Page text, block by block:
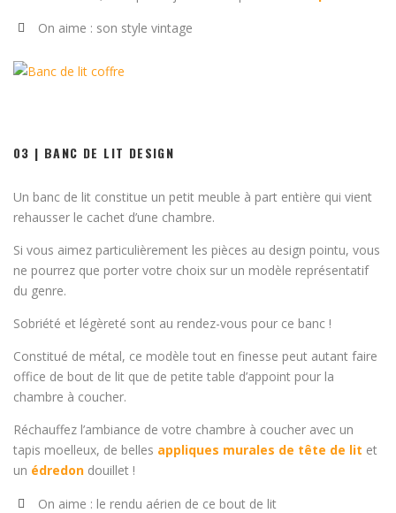
On aime : son style vintage
03 | BANC DE LIT DESIGN
Un banc de lit constitue un petit meuble à part entière qui vient
rehausser le cachet d’une chambre.
Si vous aimez particulièrement les pièces au design pointu, vous
ne pourrez que porter votre choix sur un modèle représentatif
du genre.
Sobriété et légèreté sont au rendez-vous pour ce banc !
Constitué de métal, ce modèle tout en finesse peut autant faire
office de bout de lit que de petite table d’appoint pour la
chambre à coucher.
Réchauffez l’ambiance de votre chambre à coucher avec un
tapis moelleux, de belles appliques murales de tête de lit et
un édredon douillet !
On aime : le rendu aérien de ce bout de lit